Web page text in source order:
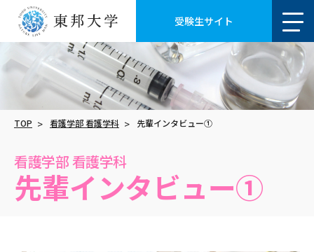
受験生サイト
TOP 看護学部 看護学科 先輩インタビュー①
看護学部 看護学科
先輩インタビュー①